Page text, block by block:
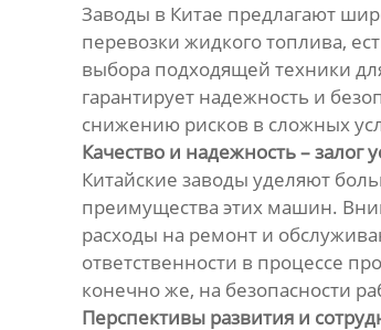
Заводы в Китае предлагают
перевозки жидкого топлива,
выбора подходящей техники
гарантирует надежность и
снижению рисков в сложных
Качество и надежность – залог
Китайские заводы уделяют
преимущества этих машин.
расходы на ремонт и
ответственности в процессе
конечно же, на безопасности
Перспективы развития и